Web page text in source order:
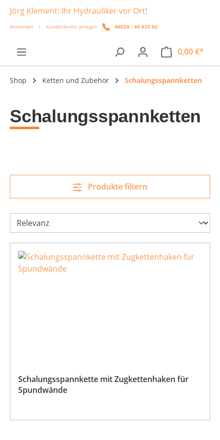
springen
Jörg Klement: Ihr Hydrauliker vor Ort!
Anmelden | Kundenkonto anlegen 06028 - 40 625 62
0,00 €*
Shop Ketten und Zubehör Schalungsspannketten
Schalungsspannketten
Produkte filtern
Schalungsspannkette mit Zugkettenhaken für
Spundwände